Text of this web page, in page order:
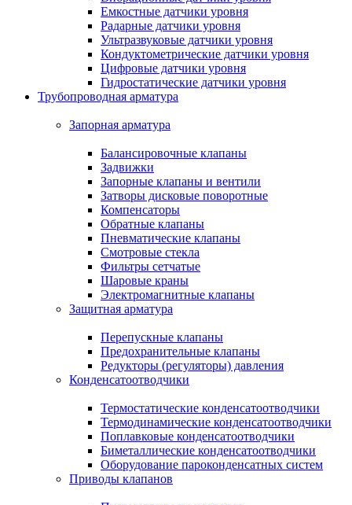
Емкостные датчики уровня
Радарные датчики уровня
Ультразвуковые датчики уровня
Кондуктометрические датчики уровня
Цифровые датчики уровня
Гидростатические датчики уровня
Трубопроводная арматура
Запорная арматура
Балансировочные клапаны
Задвижки
Запорные клапаны и вентили
Затворы дисковые поворотные
Компенсаторы
Обратные клапаны
Пневматические клапаны
Смотровые стекла
Фильтры сетчатые
Шаровые краны
Электромагнитные клапаны
Защитная арматура
Перепускные клапаны
Предохранительные клапаны
Редукторы (регуляторы) давления
Конденсатоотводчики
Термостатические конденсатоотводчики
Термодинамические конденсатоотводчики
Поплавковые конденсатоотводчики
Биметаллические конденсатоотводчики
Оборудование пароконденсатных систем
Приводы клапанов